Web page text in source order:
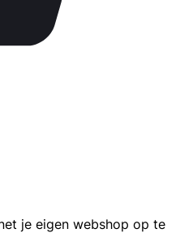
je eigen webshop op te